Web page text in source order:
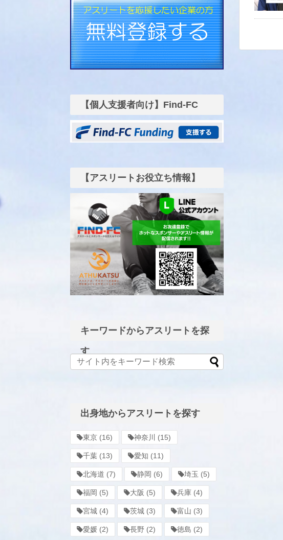
【個人支援者向け】Find-FC
funding
【アスリートお役立ち情報】
LINE公式アカウント
キーワードからアスリートを探
す
出身地からアスリートを探す
東京 (16) 神奈川 (15)
千葉 (13) 愛知 (11)
北海道 (7) 静岡 (6) 埼玉 (5)
福岡 (5) 大阪 (5) 兵庫 (4)
宮城 (4) 茨城 (3) 富山 (3)
愛媛 (2) 長野 (2) 徳島 (2)